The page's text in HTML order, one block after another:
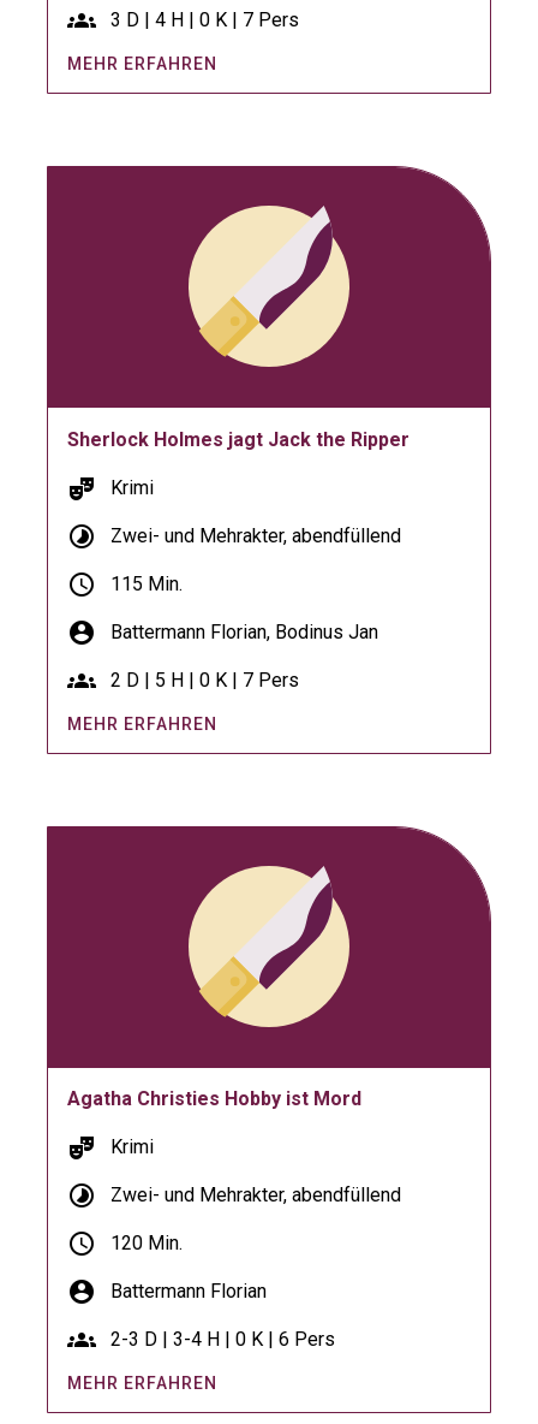
groups 3 D | 4 H | 0 K | 7 Pers
MEHR ERFAHREN
Sherlock Holmes jagt Jack the Ripper
theater_comedy Krimi
timelapse Zwei- und Mehrakter, abendfüllend
schedule 115 Min.
account_circle Battermann Florian,Bodinus Jan
groups 2 D | 5 H | 0 K | 7 Pers
MEHR ERFAHREN
Agatha Christies Hobby ist Mord
theater_comedy Krimi
timelapse Zwei- und Mehrakter, abendfüllend
schedule 120 Min.
account_circle Battermann Florian
groups 2-3 D | 3-4 H | 0 K | 6 Pers
MEHR ERFAHREN